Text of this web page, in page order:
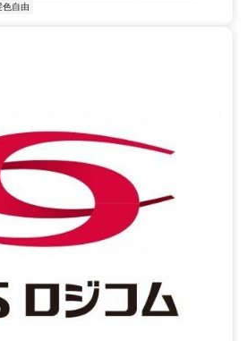
色自由